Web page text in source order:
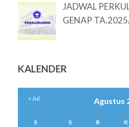
JADWAL
GENAP
KALENDER
Agustus
S S R K
« Jul